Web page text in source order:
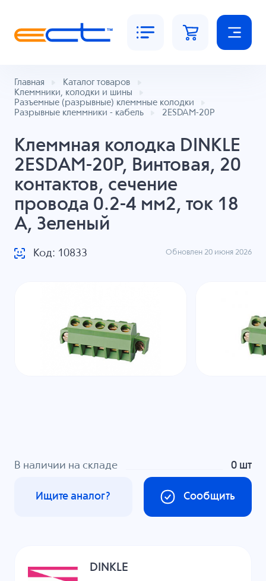
Главная
Каталог товаров
Клеммники, колодки и шины
Разъемные (разрывные) клеммные колодки
Разрывные клеммники - кабель
2ESDAM-20P
Клеммная колодка DINKLE
2ESDAM-20P, Винтовая, 20
контактов, сечение
провода 0.2-4 мм2, ток 18
A, Зеленый
Код: 10833 Обновлен 20 июня 2026
В наличии на складе 0 шт
Сообщить
Ищите аналог?
DINKLE